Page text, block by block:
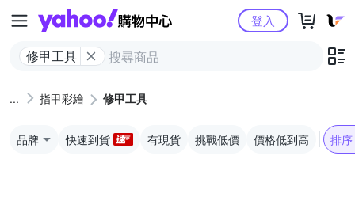
Yahoo購物中心
修甲工具
登入
指甲彩繪 修甲工具
品牌 快速到貨 有現貨 挑戰低價 價格低到高 排序